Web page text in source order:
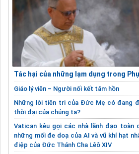
Tác hại của những lạm dụng trong
Giáo lý viên – Người nối kết tâm hồn
Những lời tiên tri của Đức Mẹ có đang
thời đại của chúng ta?
Vatican kêu gọi các nhà lãnh đạo toàn
những mối đe doạ của AI và vũ khí hạt
điệp của Đức Thánh Cha Lêô XIV